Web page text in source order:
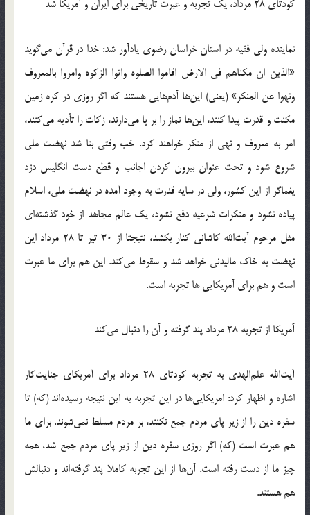
کودتای 28 مرداد، یک تجربه و عبرت تاریخی برای ایران و آمریکا شد
نماینده ولی فقیه در استان خراسان رضوی یادآور شد: خدا در قرآن می‌گوید
«الذین ان مکناهم فی الارض اقاموا الصلوه واتوا الزکوه وامروا بالمعروف
ونهوا عن المنکر» (یعنی) این‌ها آدم‌هایی هستند که اگر روزی در کره زمین
مکنت و قدرت پیدا کنند، این‌ها نماز را بر پا می‌دارند، زکات را تأدیه می‌کنند،
امر به معروف و نهی از منکر خواهند کرد. خب وقتی بنا شد نهضت ملی
شروع شود و تحت عنوان بیرون کردن اجانب و قطع دست انگلیس دزد
یغماگر از این کشور، ولی در سایه قدرت به وجود آمده در نهضت ملی، اسلام
پیاده نشود و منکرات شرعیه دفع نشود، یک عالم مجاهد از خود گذشته‌ای
مثل مرحوم آیت‌الله کاشانی کنار بکشد، نتیجتا از 30 تیر تا 28 مرداد این
نهضت به خاک مالیدنی خواهد شد و سقوط می‌کند. این هم برای ما عبرت
است و هم برای آمریکایی ها تجربه است.
آمریکا از تجربه 28 مرداد پند گرفته و آن را دنبال می‌کند
آیت‌الله علم‌الهدی به تجربه کودتای 28 مرداد برای آمریکای جنایت‌کار
اشاره و اظهار کرد: امریکایی‌ها در این تجربه به این نتیجه رسیده‌اند (که) تا
سفره دین را از زیر پای مردم جمع نکنند، بر مردم مسلط نمی‌شوند. برای ما
هم عبرت است (که) اگر روزی سفره دین از زیر پای مردم جمع شد، همه
چیز ما از دست رفته است. آن‌ها از این تجربه کاملا پند گرفته‌اند و دنبالش
هم هستند.